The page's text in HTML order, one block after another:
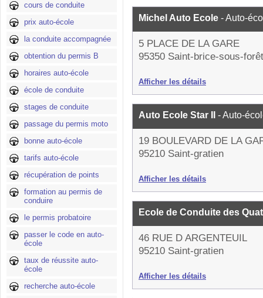
cours de conduite
prix auto-école
la conduite accompagnée
obtention du permis B
horaires auto-école
école de conduite
stages de conduite
passage du permis moto
bonne auto-école
tarifs auto-école
récupération de points
formation au permis de
conduire
le permis probatoire
passer le code en auto-
école
taux de réussite auto-
école
recherche auto-école
Michel Auto Ecole - Auto-
5 PLACE DE LA GARE
95350 Saint-brice-sous-forêt
Afficher les détails
Auto Ecole Star II - Auto-
19 BOULEVARD DE LA
95210 Saint-gratien
Afficher les détails
Ecole de Conduite des
46 RUE D ARGENTEUIL
95210 Saint-gratien
Afficher les détails